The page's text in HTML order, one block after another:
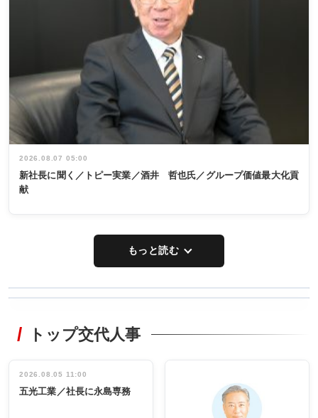
2026.08.07 05:00
新社長に聞く／トピー実業／酒井 哲也氏／グループ価値最大化貢
献
もっと読む
非鉄業界で
インタビュ
ー／社内ア
タックトレー
祝う 業界関
係者ら220人
出席
トップ交代人事
2026.08.05 11:00
五光工業／社長に永島専務